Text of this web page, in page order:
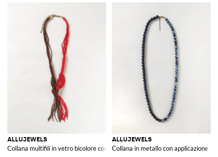
ALLUJEWELS
Collana multifili in vetro bicolore con perline e nodo decorativo
ALLUJEWELS
Collana in metallo con applicazione